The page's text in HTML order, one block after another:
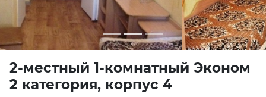
2-местный 1-комнатный Эконом
2 категория, корпус 4